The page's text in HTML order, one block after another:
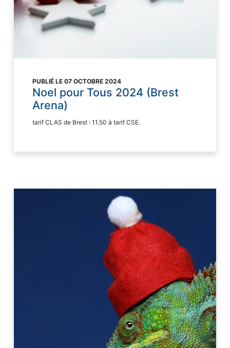
PUBLIÉ LE 07 OCTOBRE 2024
Noel pour Tous 2024 (Brest
Arena)
tarif CLAS de Brest : 11.50 à tarif CSE.